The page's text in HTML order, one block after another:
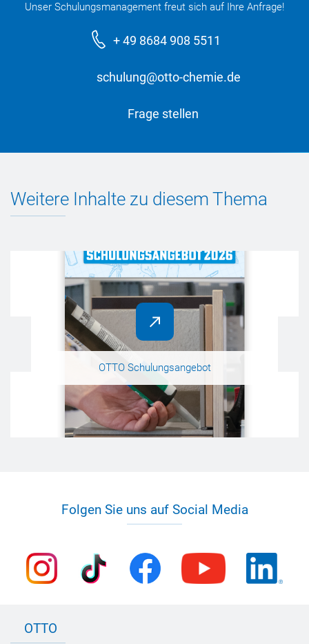
Unser Schulungsmanagement freut sich auf Ihre Anfrage!
+ 49 8684 908 5511
schulung@otto-chemie.de
Frage stellen
Weitere Inhalte zu diesem Thema
OTTO Schulungsangebot
Folgen Sie uns auf Social Media
OTTO